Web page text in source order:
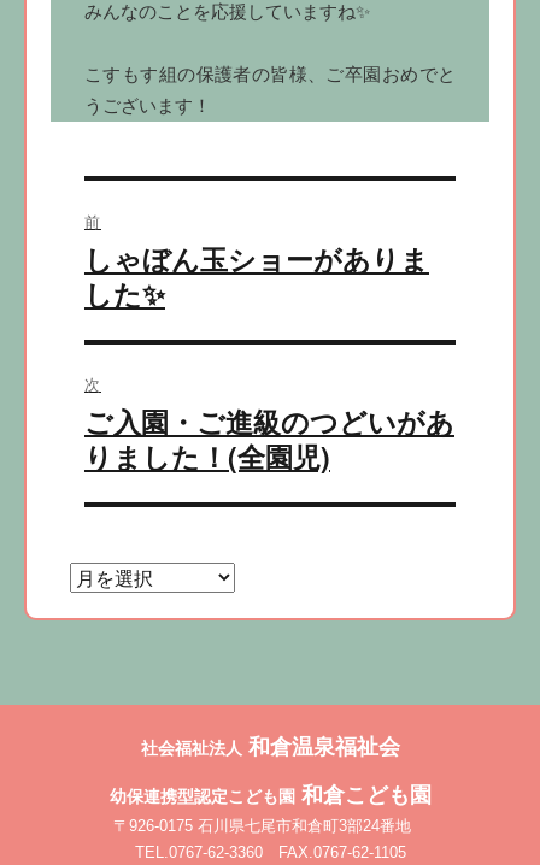
みんなのことを応援していますね✨
こすもす組の保護者の皆様、ご卒園おめでと
うございます！
稿
ナ
ビ
ゲ
ー
シ
ョ
前
前
の
投
しゃぼん玉ショーがありま
した✨
次
次
の
投
ご入園・ご進級のつどいがあ
りました！(全園児)
社会福祉法人 和倉温泉福祉会
幼保連携型認定こども園和倉こども園
〒926-0175 石川県七尾市和倉町3部24番地
TEL.0767-62-3360 FAX.0767-62-1105